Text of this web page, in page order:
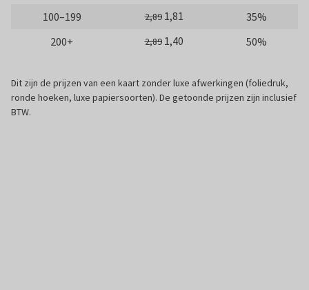
100–199
2,89 1,81
35%
200+
2,89 1,40 50%
Dit zijn de prijzen van een kaart zonder luxe afwerkingen (foliedruk,
ronde hoeken, luxe papiersoorten). De getoonde prijzen zijn inclusief
BTW.